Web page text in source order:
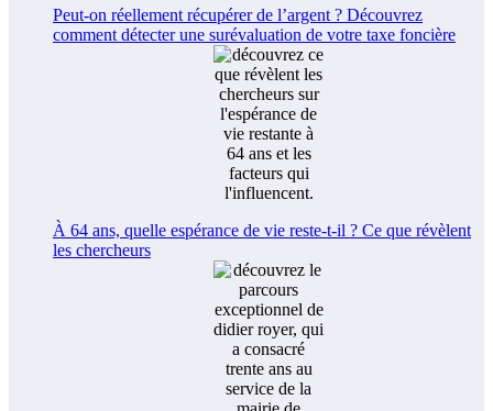
Peut-on réellement récupérer de l’argent ? Découvrez
comment détecter une surévaluation de votre taxe foncière
À 64 ans, quelle espérance de vie reste-t-il ? Ce que révèlent
les chercheurs